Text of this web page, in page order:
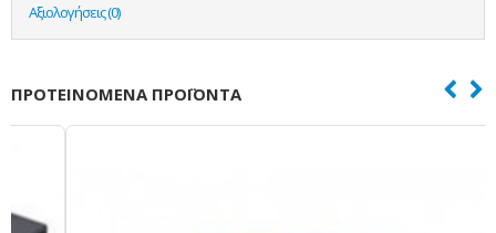
Αξιολογήσεις (0)
ΠΡΟΤΕΙΝΌΜΕΝΑ ΠΡΟΪΌΝΤΑ